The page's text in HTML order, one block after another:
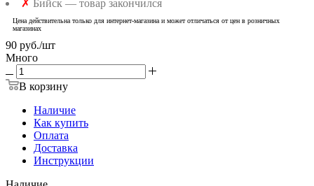
✗ Бийск — товар закончился
Цена действительна только для интернет-магазина и может отличаться от цен в розничных
магазинах
90 руб./шт
Много
В корзину
Наличие
Как купить
Оплата
Доставка
Инструкции